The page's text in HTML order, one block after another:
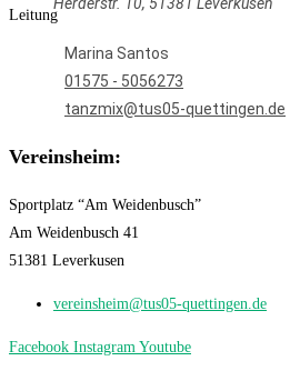
Leitung
Marina Santos
01575 - 5056273
tanzmix@tus05-quettingen.de
Vereinsheim:
Sportplatz “Am Weidenbusch”
Am Weidenbusch 41
51381 Leverkusen
vereinsheim@tus05-quettingen.de
Facebook Instagram Youtube